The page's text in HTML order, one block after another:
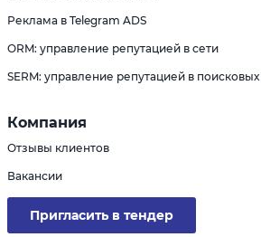
Реклама в Telegram ADS
ORM: управление репутацией в сети
SERM: управление репутацией в
Компания
Отзывы клиентов
Вакансии
Пригласить в тендер